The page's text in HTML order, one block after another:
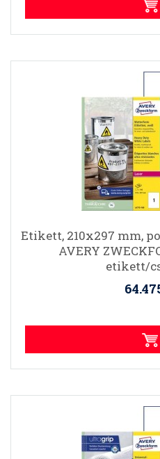
Etikett, 210x297 mm,
AVERY
etikett/